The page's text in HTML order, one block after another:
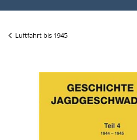
Luftfahrt bis 1945